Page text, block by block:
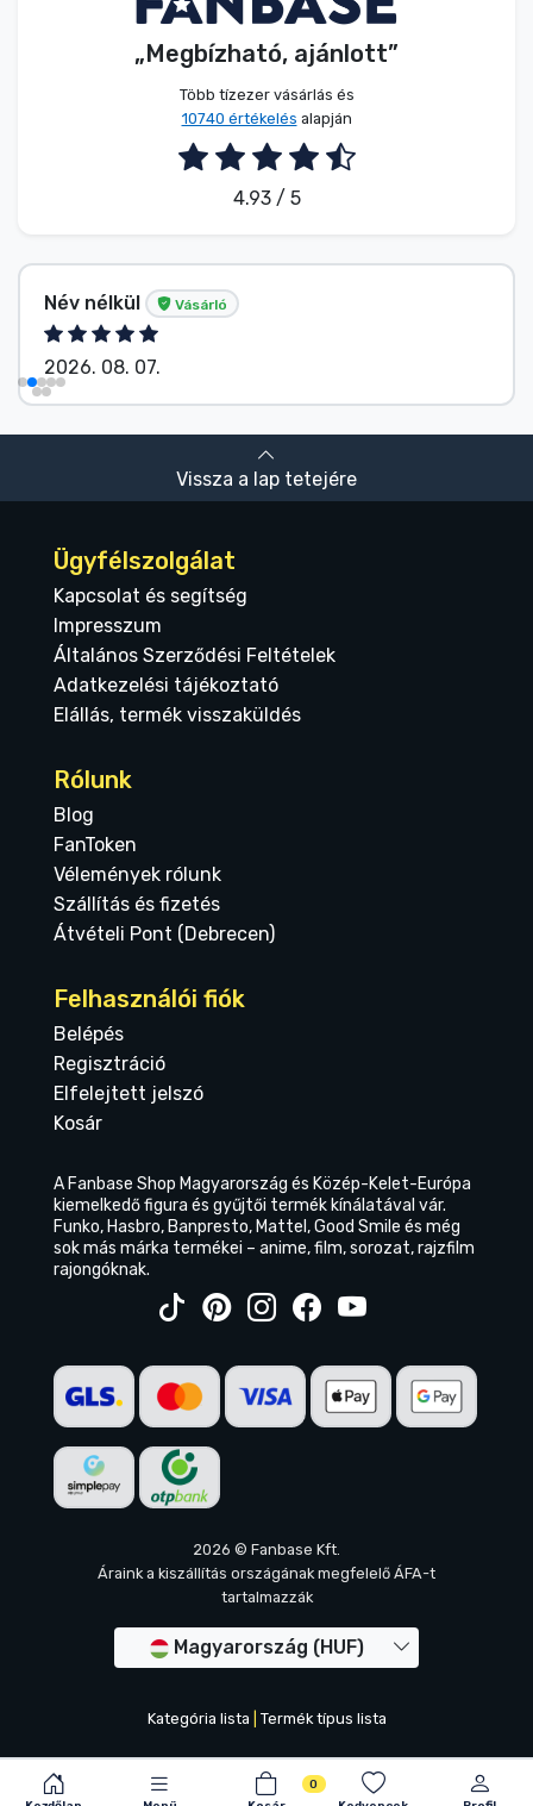
0
„Megbízható, ajánlott”
Több tízezer vásárlás és
10740 értékelés alapján
4.93 / 5
Név nélkül Vásárló
2026. 08. 07.
Vissza a lap tetejére
Ügyfélszolgálat
Kapcsolat és segítség
Impresszum
Általános Szerződési Feltételek
Adatkezelési tájékoztató
Elállás, termék visszaküldés
Rólunk
Blog
FanToken
Vélemények rólunk
Szállítás és fizetés
Átvételi Pont (Debrecen)
Felhasználói fiók
Belépés
Regisztráció
Elfelejtett jelszó
Kosár
A Fanbase Shop Magyarország és Közép-Kelet-Európa
kiemelkedő figura és gyűjtői termék kínálatával vár.
Funko, Hasbro, Banpresto, Mattel, Good Smile és még
sok más márka termékei – anime, film, sorozat, rajzfilm
rajongóknak.
2026 © Fanbase Kft.
Áraink a kiszállítás országának megfelelő ÁFA-t
tartalmazzák
Magyarország (HUF)
Kategória lista Termék típus lista